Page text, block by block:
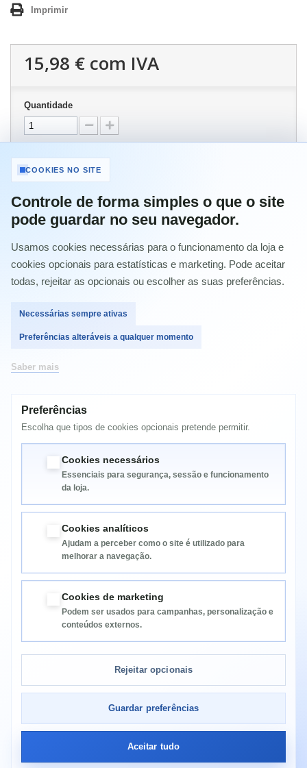
Imprimir
15,98 € com IVA
Quantidade
Comprar
MAIS INFORMAÇÃO
FS C5350DNF
FS-C5300DNF
FS-C5350DN
Informação
Categorias
Informação da Loja
COOKIES NO SITE
Controle de forma simples o que o site
pode guardar no seu navegador.
Usamos cookies necessárias para o funcionamento da loja e
cookies opcionais para estatísticas e marketing. Pode aceitar
todas, rejeitar as opcionais ou escolher as suas preferências.
Necessárias sempre ativas
Preferências alteráveis a qualquer momento
Saber mais
Preferências
Escolha que tipos de cookies opcionais pretende permitir.
Cookies necessários
Essenciais para segurança, sessão e funcionamento
da loja.
Cookies analíticos
Ajudam a perceber como o site é utilizado para
melhorar a navegação.
Cookies de marketing
Podem ser usados para campanhas, personalização e
conteúdos externos.
Rejeitar opcionais
Guardar preferências
Aceitar tudo